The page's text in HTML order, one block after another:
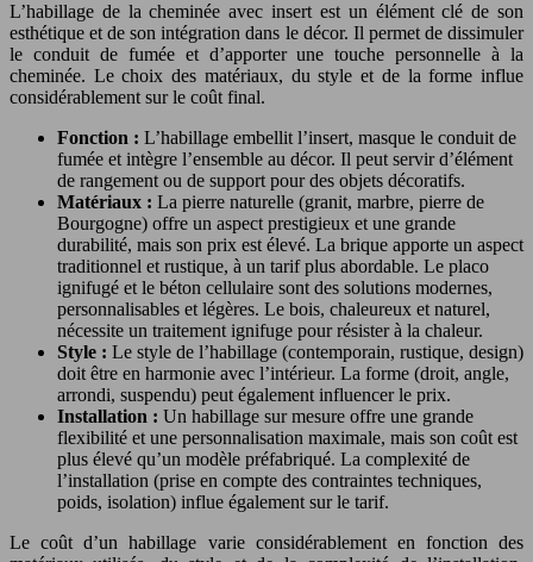
L’habillage de la cheminée avec insert est un élément clé de son
esthétique et de son intégration dans le décor. Il permet de dissimuler
le conduit de fumée et d’apporter une touche personnelle à la
cheminée. Le choix des matériaux, du style et de la forme influe
considérablement sur le coût final.
Fonction : L’habillage embellit l’insert, masque le conduit de
fumée et intègre l’ensemble au décor. Il peut servir d’élément
de rangement ou de support pour des objets décoratifs.
Matériaux : La pierre naturelle (granit, marbre, pierre de
Bourgogne) offre un aspect prestigieux et une grande
durabilité, mais son prix est élevé. La brique apporte un aspect
traditionnel et rustique, à un tarif plus abordable. Le placo
ignifugé et le béton cellulaire sont des solutions modernes,
personnalisables et légères. Le bois, chaleureux et naturel,
nécessite un traitement ignifuge pour résister à la chaleur.
Style : Le style de l’habillage (contemporain, rustique, design)
doit être en harmonie avec l’intérieur. La forme (droit, angle,
arrondi, suspendu) peut également influencer le prix.
Installation : Un habillage sur mesure offre une grande
flexibilité et une personnalisation maximale, mais son coût est
plus élevé qu’un modèle préfabriqué. La complexité de
l’installation (prise en compte des contraintes techniques,
poids, isolation) influe également sur le tarif.
Le coût d’un habillage varie considérablement en fonction des